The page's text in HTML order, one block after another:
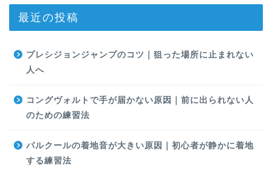
最近の投稿
プレシジョンジャンプのコツ｜狙った場所に止まれない
人へ
コングヴォルトで手が届かない原因｜前に出られない人
のための練習法
パルクールの着地音が大きい原因｜初心者が静かに着地
する練習法